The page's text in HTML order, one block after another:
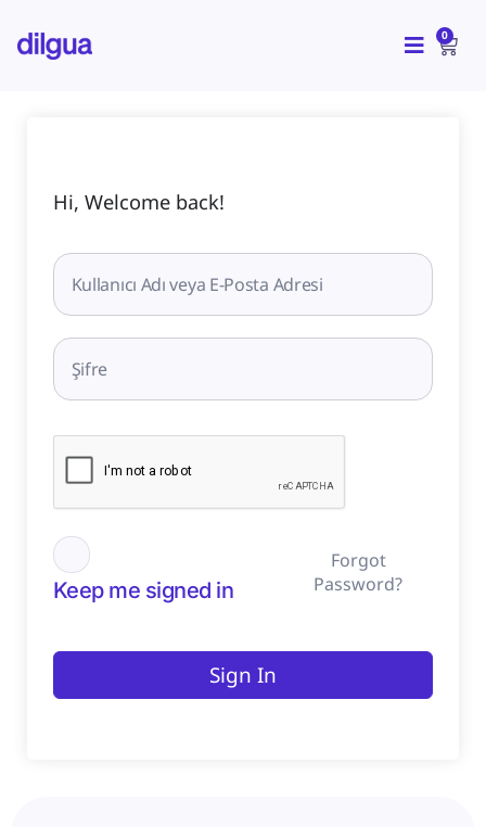
atla
0
Hi, Welcome back!
Keep me signed in
Forgot
Password?
Sign In